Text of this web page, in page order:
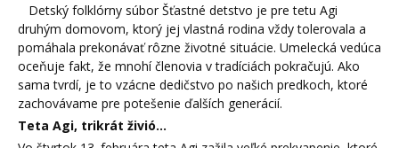
Detský folklórny súbor Šťastné detstvo je pre tetu Agi
druhým domovom, ktorý jej vlastná rodina vždy tolerovala a
pomáhala prekonávať rôzne životné situácie. Umelecká vedúca
oceňuje fakt, že mnohí členovia v tradíciách pokračujú. Ako
sama tvrdí, je to vzácne dedičstvo po našich predkoch, ktoré
zachovávame pre potešenie ďalších generácií.
Teta Agi, trikrát živió...